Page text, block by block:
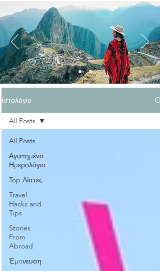
Ιστολόγιο
All Posts
Αγαπημένο
Ημερολόγιο
Top Λίστες
Travel
Hacks and
Tips
Stories
From
Abroad
Έμπνευση
All Posts